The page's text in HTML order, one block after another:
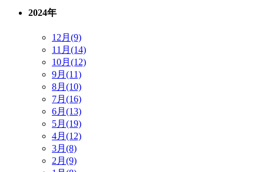
2024年
12月(9)
11月(14)
10月(12)
9月(11)
8月(10)
7月(16)
6月(13)
5月(19)
4月(12)
3月(8)
2月(9)